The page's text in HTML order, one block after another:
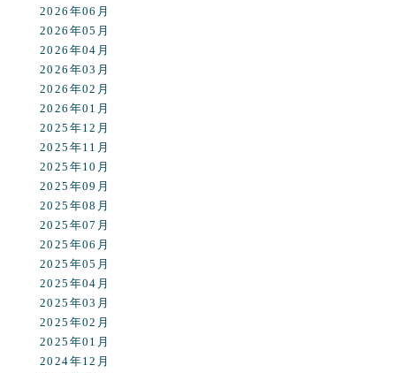
2026年06月
2026年05月
2026年04月
2026年03月
2026年02月
2026年01月
2025年12月
2025年11月
2025年10月
2025年09月
2025年08月
2025年07月
2025年06月
2025年05月
2025年04月
2025年03月
2025年02月
2025年01月
2024年12月